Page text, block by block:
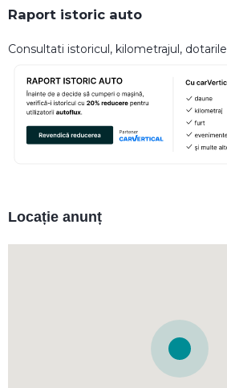
Raport istoric auto
Consultati istoricul, kilometrajul, dotarile
Locație anunț